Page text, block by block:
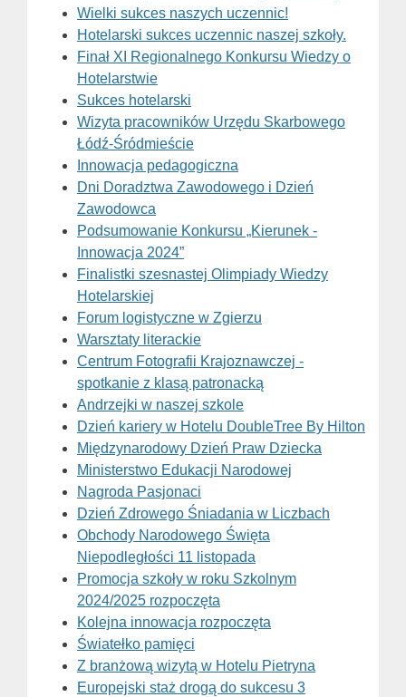
Wielki sukces naszych uczennic!
Hotelarski sukces uczennic naszej szkoły.
Finał XI Regionalnego Konkursu Wiedzy o
Hotelarstwie
Sukces hotelarski
Wizyta pracowników Urzędu Skarbowego
Łódź-Śródmieście
Innowacja pedagogiczna
Dni Doradztwa Zawodowego i Dzień
Zawodowca
Podsumowanie Konkursu „Kierunek -
Innowacja 2024”
Finalistki szesnastej Olimpiady Wiedzy
Hotelarskiej
Forum logistyczne w Zgierzu
Warsztaty literackie
Centrum Fotografii Krajoznawczej -
spotkanie z klasą patronacką
Andrzejki w naszej szkole
Dzień kariery w Hotelu DoubleTree By Hilton
Międzynarodowy Dzień Praw Dziecka
Ministerstwo Edukacji Narodowej
Nagroda Pasjonaci
Dzień Zdrowego Śniadania w Liczbach
Obchody Narodowego Święta
Niepodległości 11 listopada
Promocja szkoły w roku Szkolnym
2024/2025 rozpoczęta
Kolejna innowacja rozpoczęta
Światełko pamięci
Z branżową wizytą w Hotelu Pietryna
Europejski staż drogą do sukcesu 3